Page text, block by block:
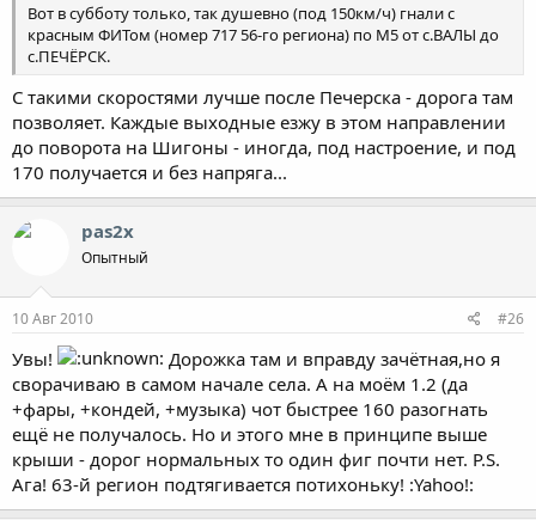
Вот в субботу только, так душевно (под 150км/ч) гнали с
красным ФИТом (номер 717 56-го региона) по М5 от с.ВАЛЫ до
с.ПЕЧЁРСК.
С такими скоростями лучше после Печерска - дорога там
позволяет. Каждые выходные езжу в этом направлении
до поворота на Шигоны - иногда, под настроение, и под
170 получается и без напряга...
pas2x
Опытный
10 Авг 2010 #26
Увы!
Дорожка там и вправду зачётная,но я
сворачиваю в самом начале села. А на моём 1.2 (да
+фары, +кондей, +музыка) чот быстрее 160 разогнать
ещё не получалось. Но и этого мне в принципе выше
крыши - дорог нормальных то один фиг почти нет. P.S.
Ага! 63-й регион подтягивается потихоньку! :Yahoo!: